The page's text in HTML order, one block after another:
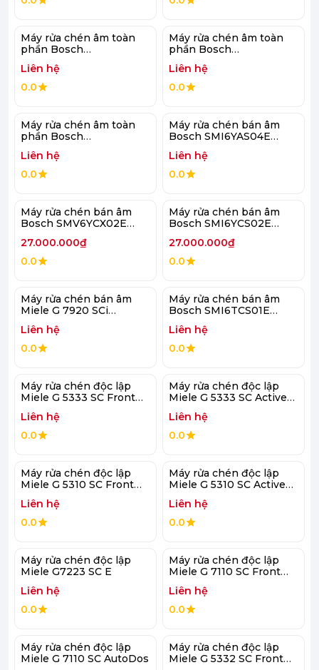
Máy rửa chén âm toàn
phần Bosch
Liên hệ
0.0
Máy rửa chén âm toàn
phần Bosch
Liên hệ
0.0
Máy rửa chén âm toàn
phần Bosch
Liên hệ
0.0
Máy rửa chén bán âm
Bosch SMI6YAS04E
Liên hệ
0.0
Máy rửa chén bán âm
Bosch SMV6YCX02E
27.000.000₫
0.0
Máy rửa chén bán âm
Bosch SMI6YCS02E
27.000.000₫
0.0
Máy rửa chén bán âm
Miele G 7920 SCi
Liên hệ
0.0
Máy rửa chén bán âm
Bosch SMI6TCS01E
Liên hệ
0.0
Máy rửa chén độc lập
Miele G 5333 SC Front
Liên hệ
0.0
Máy rửa chén độc lập
Miele G 5333 SC Active
Liên hệ
0.0
Máy rửa chén độc lập
Miele G 5310 SC Front
Liên hệ
0.0
Máy rửa chén độc lập
Miele G 5310 SC Active
Liên hệ
0.0
Máy rửa chén độc lập
Miele G7223 SC E
Liên hệ
0.0
Máy rửa chén độc lập
Miele G 7110 SC Front
Liên hệ
0.0
Máy rửa chén độc lập
Miele G 7110 SC AutoDos
Máy rửa chén độc lập
Miele G 5332 SC Front